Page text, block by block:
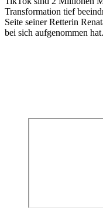
Transformation tief
Seite seiner Retterin
bei sich aufgenommen hat.